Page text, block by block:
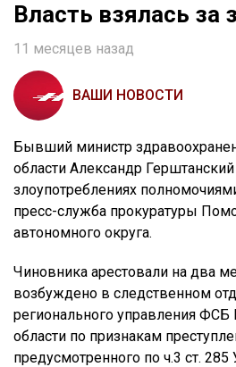
Власть взялась за
11 месяцев назад
ВАШИ НОВОСТИ
Бывший министр
области Александр
злоупотреблениях
пресс-служба прокуратуры
автономного округа.
Чиновника арестовали на два
возбуждено в следственном
регионального управления
области по признакам
предусмотренного по ч.3 ст.